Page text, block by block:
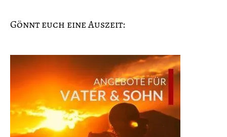
Gönnt euch eine Auszeit: